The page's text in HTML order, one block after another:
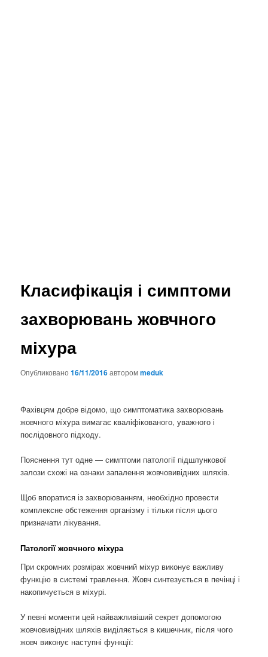
Класифікація і симптоми
захворювань жовчного
міхура
Опубликовано16/11/2016авторомmeduk
Фахівцям добре відомо, що симптоматика захворювань
жовчного міхура вимагає кваліфікованого, уважного і
послідовного підходу.
Пояснення тут одне — симптоми патології підшлункової
залози схожі на ознаки запалення жовчовивідних шляхів.
Щоб впоратися із захворюванням, необхідно провести
комплексне обстеження організму і тільки після цього
призначати лікування.
Патології жовчного міхура
При скромних розмірах жовчний міхур виконує важливу
функцію в системі травлення. Жовч синтезується в печінці і
накопичується в міхурі.
У певні моменти цей найважливіший секрет допомогою
жовчовивідних шляхів виділяється в кишечник, після чого
жовч виконує наступні функції: